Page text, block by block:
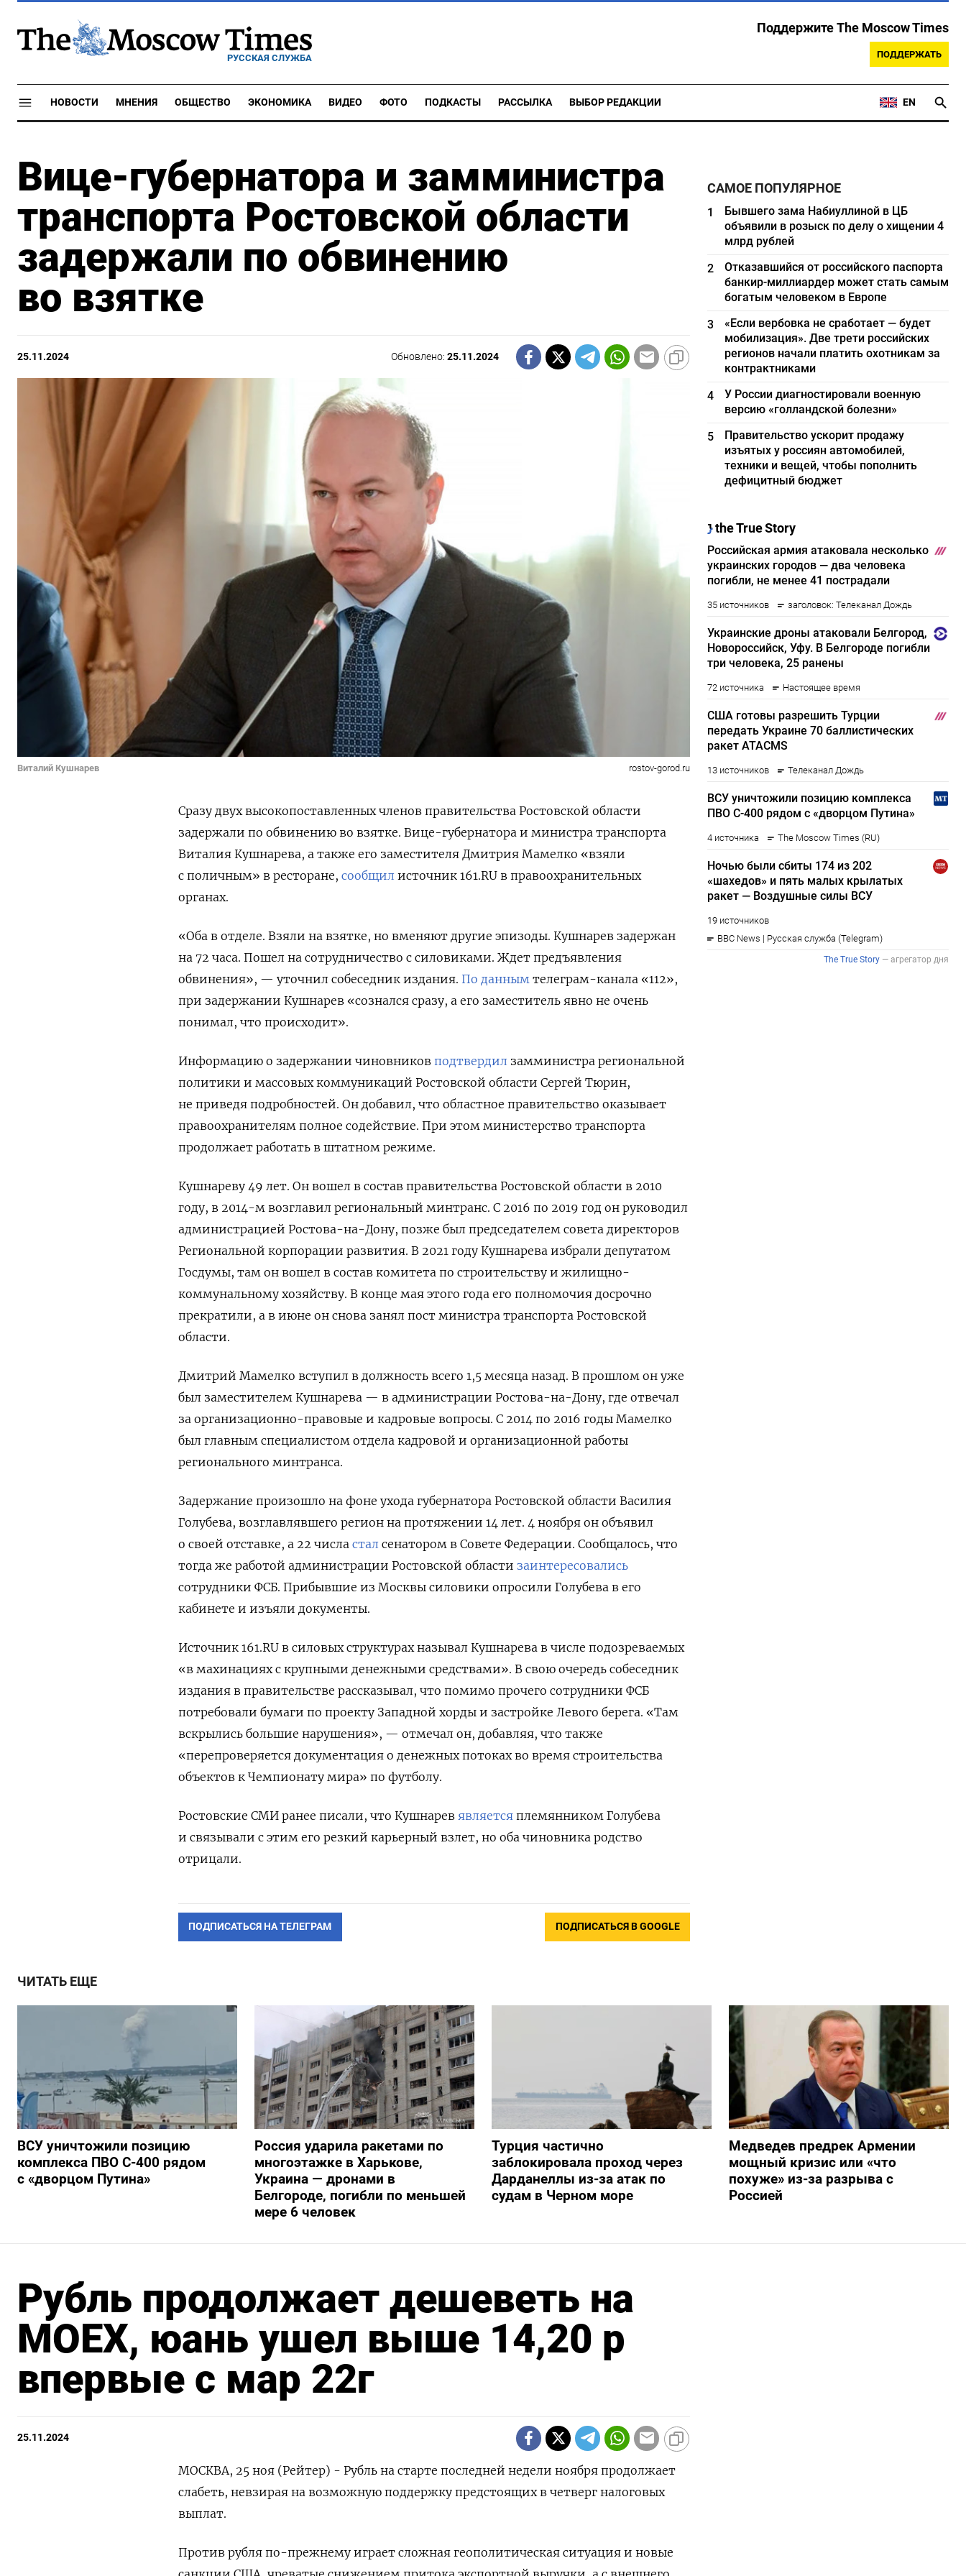
РУССКАЯ СЛУЖБА
Поддержите The Moscow Times
ПОДДЕРЖАТЬ
НОВОСТИ МНЕНИЯ ОБЩЕСТВО ЭКОНОМИКА ВИДЕО ФОТО ПОДКАСТЫ РАССЫЛКА ВЫБОР РЕДАКЦИИ EN
Вице-губернатора и замминистра
транспорта Ростовской области
задержали по обвинению
во взятке
25.11.2024 Обновлено:25.11.2024
Виталий Кушнарев rostov-gorod.ru
Сразу двух высокопоставленных членов правительства Ростовской области
задержали по обвинению во взятке. Вице-губернатора и министра транспорта
Виталия Кушнарева, а также его заместителя Дмитрия Мамелко «взяли
с поличным» в ресторане, сообщил источник 161.RU в правоохранительных
органах.
«Оба в отделе. Взяли на взятке, но вменяют другие эпизоды. Кушнарев задержан
на 72 часа. Пошел на сотрудничество с силовиками. Ждет предъявления
обвинения», — уточнил собеседник издания. По данным телеграм-канала «112»,
при задержании Кушнарев «сознался сразу, а его заместитель явно не очень
понимал, что происходит».
Информацию о задержании чиновников подтвердил замминистра региональной
политики и массовых коммуникаций Ростовской области Сергей Тюрин,
не приведя подробностей. Он добавил, что областное правительство оказывает
правоохранителям полное содействие. При этом министерство транспорта
продолжает работать в штатном режиме.
Кушнареву 49 лет. Он вошел в состав правительства Ростовской области в 2010
году, в 2014-м возглавил региональный минтранс. С 2016 по 2019 год он руководил
администрацией Ростова-на-Дону, позже был председателем совета директоров
Региональной корпорации развития. В 2021 году Кушнарева избрали депутатом
Госдумы, там он вошел в состав комитета по строительству и жилищно-
коммунальному хозяйству. В конце мая этого года его полномочия досрочно
прекратили, а в июне он снова занял пост министра транспорта Ростовской
области.
Дмитрий Мамелко вступил в должность всего 1,5 месяца назад. В прошлом он уже
был заместителем Кушнарева — в администрации Ростова-на-Дону, где отвечал
за организационно-правовые и кадровые вопросы. С 2014 по 2016 годы Мамелко
был главным специалистом отдела кадровой и организационной работы
регионального минтранса.
Задержание произошло на фоне ухода губернатора Ростовской области Василия
Голубева, возглавлявшего регион на протяжении 14 лет. 4 ноября он объявил
о своей отставке, а 22 числа стал сенатором в Совете Федерации. Сообщалось, что
тогда же работой администрации Ростовской области заинтересовались
сотрудники ФСБ. Прибывшие из Москвы силовики опросили Голубева в его
кабинете и изъяли документы.
Источник 161.RU в силовых структурах называл Кушнарева в числе подозреваемых
«в махинациях с крупными денежными средствами». В свою очередь собеседник
издания в правительстве рассказывал, что помимо прочего сотрудники ФСБ
потребовали бумаги по проекту Западной хорды и застройке Левого берега. «Там
вскрылись большие нарушения», — отмечал он, добавляя, что также
«перепроверяется документация о денежных потоках во время строительства
объектов к Чемпионату мира» по футболу.
Ростовские СМИ ранее писали, что Кушнарев является племянником Голубева
и связывали с этим его резкий карьерный взлет, но оба чиновника родство
отрицали.
ПОДПИСАТЬСЯ НА ТЕЛЕГРАМ ПОДПИСАТЬСЯ В GOOGLE
САМОЕ ПОПУЛЯРНОЕ
1
Бывшего зама Набиуллиной в ЦБ
объявили в розыск по делу о хищении 4
млрд рублей
2
Отказавшийся от российского паспорта
банкир-миллиардер может стать самым
богатым человеком в Европе
3
«Если вербовка не сработает — будет
мобилизация». Две трети российских
регионов начали платить охотникам за
контрактниками
4
У России диагностировали военную
версию «голландской болезни»
5
Правительство ускорит продажу
изъятых у россиян автомобилей,
техники и вещей, чтобы пополнить
дефицитный бюджет
ЧИТАТЬ ЕЩЕ
ВСУ уничтожили позицию
комплекса ПВО С-400 рядом
с «дворцом Путина»
Россия ударила ракетами по
многоэтажке в Харькове,
Украина — дронами в
Белгороде, погибли по меньшей
мере 6 человек
Турция частично
заблокировала проход через
Дарданеллы из-за атак по
судам в Черном море
Медведев предрек Армении
мощный кризис или «что
похуже» из-за разрыва с
Россией
Рубль продолжает дешеветь на
MOEX, юань ушел выше 14,20 р
впервые с мар 22г
25.11.2024
МОСКВА, 25 ноя (Рейтер) - Рубль на старте последней недели ноября продолжает
слабеть, невзирая на возможную поддержку предстоящих в четверг налоговых
выплат.
Против рубля по-прежнему играет сложная геополитическая ситуация и новые